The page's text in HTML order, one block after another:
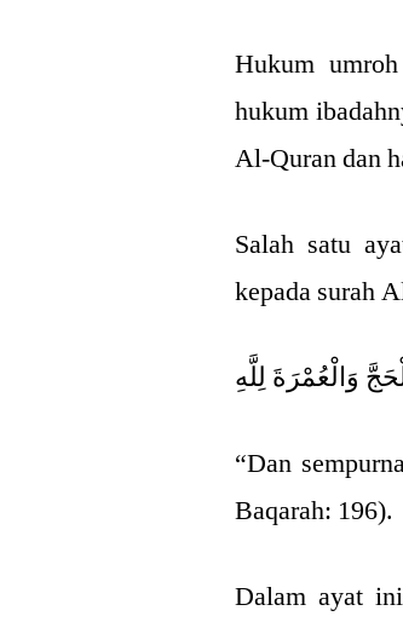
Hukum
hukum
Al-Quran dan
Salah satu
kepada surah
وَالْعُمْرَةَ لِلَّهِ
“Dan
Baqarah: 196).
Dalam ayat